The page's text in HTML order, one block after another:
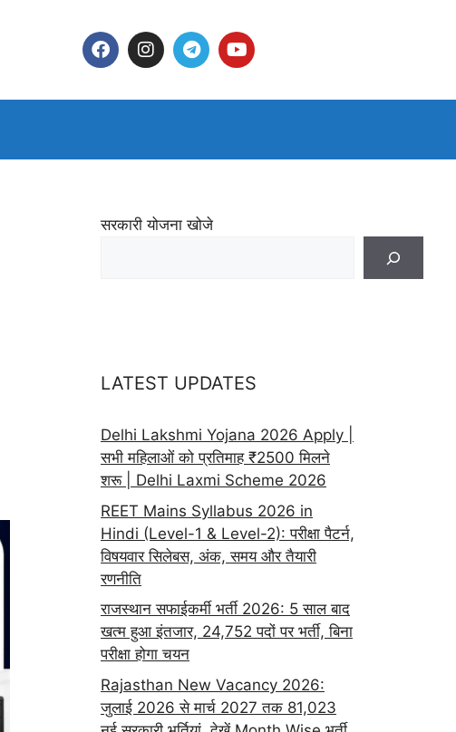
सरकारी योजना खोजे
LATEST UPDATES
Delhi Lakshmi Yojana 2026 Apply |
सभी महिलाओं को प्रतिमाह ₹2500 मिलने
शरू | Delhi Laxmi Scheme 2026
REET Mains Syllabus 2026 in
Hindi (Level-1 & Level-2): परीक्षा पैटर्न,
विषयवार सिलेबस, अंक, समय और तैयारी
रणनीति
राजस्थान सफाईकर्मी भर्ती 2026: 5 साल बाद
खत्म हुआ इंतजार, 24,752 पदों पर भर्ती, बिना
परीक्षा होगा चयन
Rajasthan New Vacancy 2026:
जुलाई 2026 से मार्च 2027 तक 81,023